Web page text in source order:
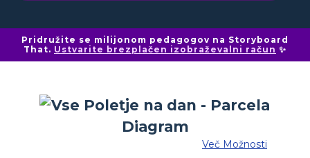
Pridružite se milijonom pedagogov na Storyboard
That. Ustvarite brezplačen izobraževalni račun ✨
Več Možnosti